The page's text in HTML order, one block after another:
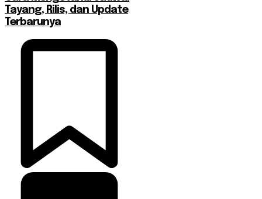
Tayang, Rilis, dan Update
Terbarunya